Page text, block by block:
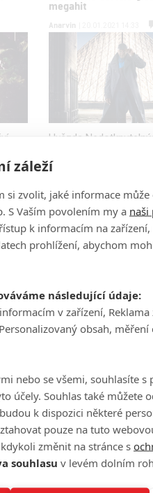
megahit
Anarvin
Hvězda
skutečnosti celkem
Dívka ve vlaku
| 09.10.2016 22:24
1
Dory překračuje miliardu
Tim Burton
| 02.10.2016 19:16
8
Wahlberg zůstal na ropné
Krotitelky duchů to jinak zkouší
záleží
si zvolit, jaké informace
S Vaším povolením my a naši
k informacím na
prohlížení, abychom
následující údaje:
v zařízení, Reklama
obsah,
nebo se všemi, souhlasíte s
účely. Souhlas také můžete
k dispozici některé
pouze na tuto
změnit na stránce s
souhlasu v levém dolním